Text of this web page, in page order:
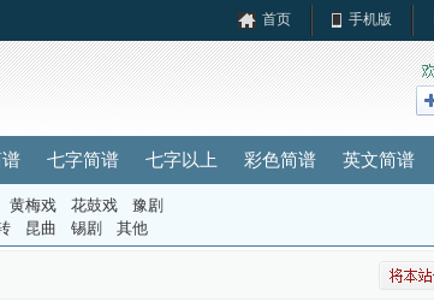
首页 手机版
七字简谱 七字以上 彩色简谱 英文简谱
黄梅戏 花鼓戏
豫剧
昆曲 锡剧 其他